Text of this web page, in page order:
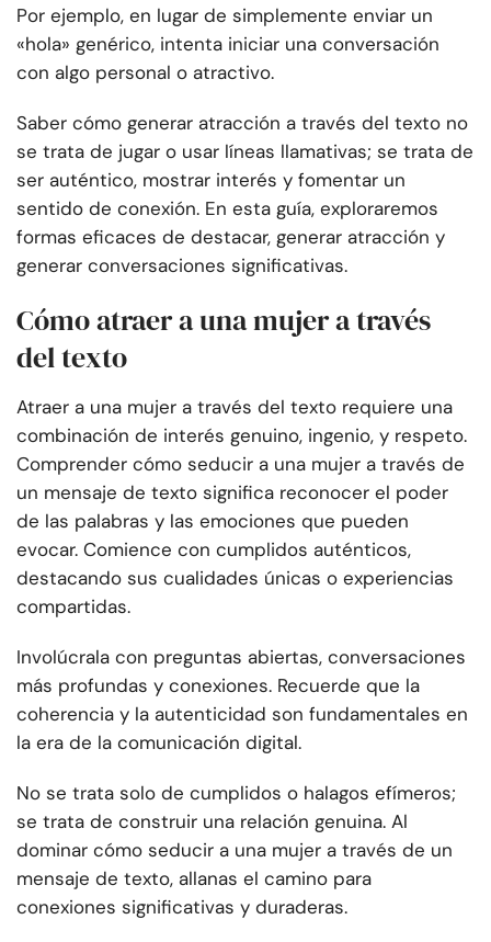
Por ejemplo, en lugar de simplemente enviar un
«hola» genérico, intenta iniciar una conversación
con algo personal o atractivo.
Saber cómo generar atracción a través del texto no
se trata de jugar o usar líneas llamativas; se trata de
ser auténtico, mostrar interés y fomentar un
sentido de conexión. En esta guía, exploraremos
formas eficaces de destacar, generar atracción y
generar conversaciones significativas.
Cómo atraer a una mujer a través
del texto
Atraer a una mujer a través del texto requiere una
combinación de interés genuino, ingenio, y respeto.
Comprender cómo seducir a una mujer a través de
un mensaje de texto significa reconocer el poder
de las palabras y las emociones que pueden
evocar. Comience con cumplidos auténticos,
destacando sus cualidades únicas o experiencias
compartidas.
Involúcrala con preguntas abiertas, conversaciones
más profundas y conexiones. Recuerde que la
coherencia y la autenticidad son fundamentales en
la era de la comunicación digital.
No se trata solo de cumplidos o halagos efímeros;
se trata de construir una relación genuina. Al
dominar cómo seducir a una mujer a través de un
mensaje de texto, allanas el camino para
conexiones significativas y duraderas.